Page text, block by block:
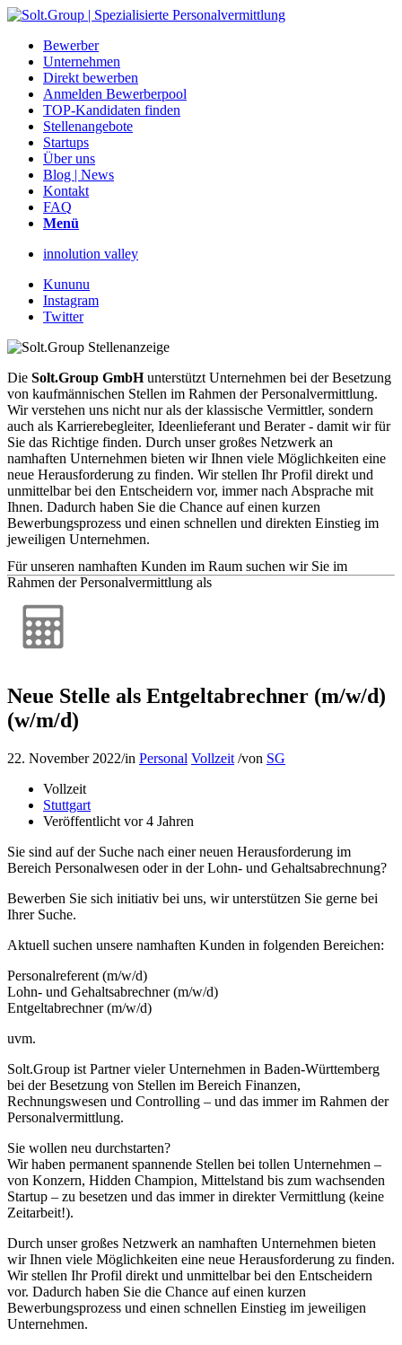
Bewerber
Unternehmen
Direkt bewerben
Anmelden Bewerberpool
TOP-Kandidaten finden
Stellenangebote
Startups
Über uns
Blog | News
Kontakt
FAQ
Menü
innolution valley
Kununu
Instagram
Twitter
Die Solt.Group GmbHunterstützt Unternehmen bei der Besetzung
von kaufmännischen Stellen im Rahmen der Personalvermittlung.
Wir verstehen uns nicht nur als der klassische Vermittler, sondern
auch als Karrierebegleiter, Ideenlieferant und Berater - damit wir für
Sie das Richtige finden. Durch unser großes Netzwerk an
namhaften Unternehmen bieten wir Ihnen viele Möglichkeiten eine
neue Herausforderung zu finden. Wir stellen Ihr Profil direkt und
unmittelbar bei den Entscheidern vor, immer nach Absprache mit
Ihnen. Dadurch haben Sie die Chance auf einen kurzen
Bewerbungsprozess und einen schnellen und direkten Einstieg im
jeweiligen Unternehmen.
Für unseren namhaften Kunden im Raum suchen wir Sie im
Rahmen der Personalvermittlung als
Neue Stelle als Entgeltabrechner (m/w/d)
(w/m/d)
22. November 2022/in Personal Vollzeit /von SG
Vollzeit
Stuttgart
Veröffentlicht vor 4 Jahren
Sie sind auf der Suche nach einer neuen Herausforderung im
Bereich Personalwesen oder in der Lohn- und Gehaltsabrechnung?
Bewerben Sie sich initiativ bei uns, wir unterstützen Sie gerne bei
Ihrer Suche.
Aktuell suchen unsere namhaften Kunden in folgenden Bereichen:
Personalreferent (m/w/d)
Lohn- und Gehaltsabrechner (m/w/d)
Entgeltabrechner (m/w/d)
uvm.
Solt.Group ist Partner vieler Unternehmen in Baden-Württemberg
bei der Besetzung von Stellen im Bereich Finanzen,
Rechnungswesen und Controlling – und das immer im Rahmen der
Personalvermittlung.
Sie wollen neu durchstarten?
Wir haben permanent spannende Stellen bei tollen Unternehmen –
von Konzern, Hidden Champion, Mittelstand bis zum wachsenden
Startup – zu besetzen und das immer in direkter Vermittlung (keine
Zeitarbeit!).
Durch unser großes Netzwerk an namhaften Unternehmen bieten
wir Ihnen viele Möglichkeiten eine neue Herausforderung zu finden.
Wir stellen Ihr Profil direkt und unmittelbar bei den Entscheidern
vor. Dadurch haben Sie die Chance auf einen kurzen
Bewerbungsprozess und einen schnellen Einstieg im jeweiligen
Unternehmen.